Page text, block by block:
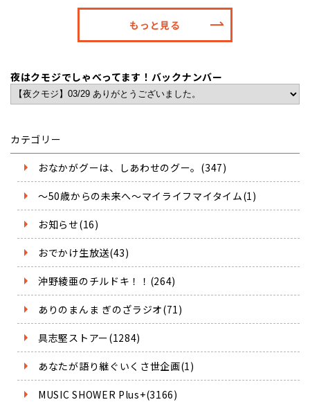
もっと見る
夜はクモジでしゃべってます！バックナンバー
カテゴリー
おなかがグーは、しあわせのグー。(347)
～50歳からの未来へ～マイライフマイタイム(1)
お知らせ(16)
おでかけ生放送(43)
沖野綾亜のチルドキ！！(264)
ありのまんま ぎのざラジオ(71)
具志堅ストアー(1284)
あなたが語り継ぐいくさ世企画(1)
MUSIC SHOWER Plus+(3166)